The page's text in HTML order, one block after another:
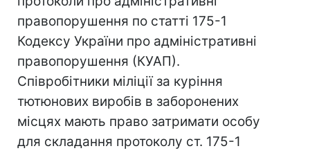
правопорушення по статті 175-1
Кодексу України про адміністративні
правопорушення (КУАП).
Співробітники міліції за куріння
тютюнових виробів в заборонених
місцях мають право затримати особу
для складання протоколу ст. 175-1